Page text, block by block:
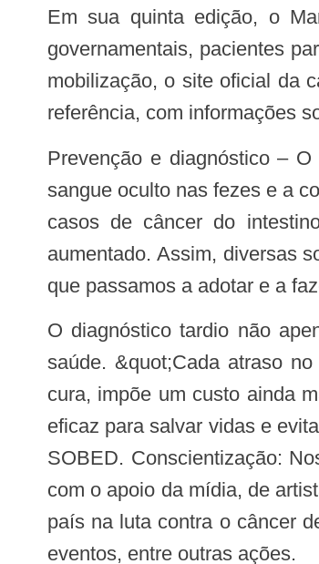
Em sua quinta edição, o Março Azul, reforça também a importância da parceria entre médicos, associações, instituições
governamentais, pacientes
mobilização, o site oficial da
referência, com informações
Prevenção e diagnóstico – O câncer de intestino pode ser diagnosticado e prevenido por meio de exames, como o teste de
sangue oculto nas fezes e a
casos de câncer do
aumentado. Assim, diversas
que passamos a adotar e a
O diagnóstico tardio não apenas reduz as chances de cura dos pacientes, como gera aumento no custo para o sistema de
saúde. &quot;Cada atraso
cura, impõe um custo ainda
eficaz para salvar vidas e
SOBED. Conscientização:
com o apoio da mídia, de
país na luta contra o câncer
eventos, entre outras ações.